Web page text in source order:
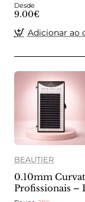
Desde
9.00€
Adicionar ao
BEAUTIER
0.10mm
Profissionais –